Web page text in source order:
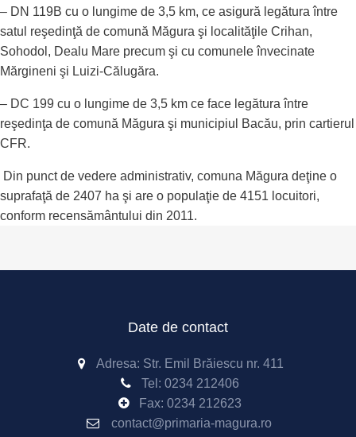
– DN 119B cu o lungime de 3,5 km, ce asigură legătura între
satul reşedinţă de comună Măgura şi localităţile Crihan,
Sohodol, Dealu Mare precum şi cu comunele învecinate
Mărgineni şi Luizi-Călugăra.
– DC 199 cu o lungime de 3,5 km ce face legătura între
reşedinţa de comună Măgura şi municipiul Bacău, prin cartierul
CFR.
Din punct de vedere administrativ, comuna Măgura deţine o
suprafaţă de 2407 ha şi are o populaţie de 4151 locuitori,
conform recensământului din 2011.
Date de contact
Adresa: Str. Emil Brăiescu nr. 411
Tel: 0234 212406
Fax: 0234 212623
contact@primaria-magura.ro